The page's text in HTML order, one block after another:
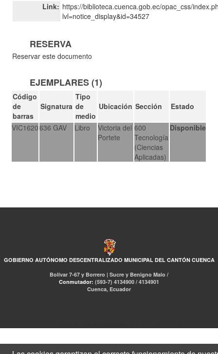
Link: https://biblioteca.cuenca.gob.ec/opac_css/
lvl=notice_display&id=34527
RESERVA
Reservar este documento
EJEMPLARES (1)
Código
de
barras
Signatura
Tipo
de
medio
Ubicación Sección Estado
VIC1620636 GAV Libro
Victoria del
Portete
600
Tecnología
(Ciencias
Aplicadas)
Disponible
GOBIERNO AUTÓNOMO DESCENTRALIZADO MUNICIPAL DEL CANTÓN CUENCA
Bolívar 7-67 y Borrero | Sucre y Benigno Malo /
Conmutador: (593-7) 4134900 / 4134901
Cuenca, Ecuador